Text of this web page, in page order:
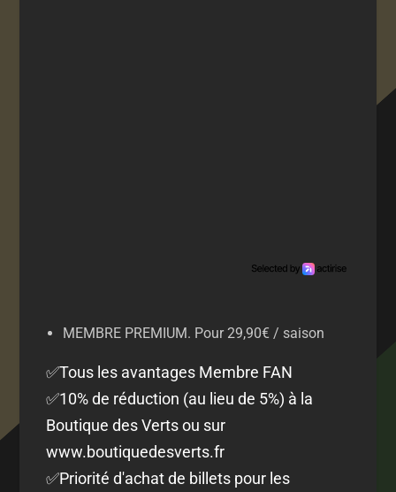
MEMBRE PREMIUM. Pour 29,90€ / saison
✅Tous les avantages Membre FAN
✅10% de réduction (au lieu de 5%) à la
Boutique des Verts ou sur
www.boutiquedesverts.fr
✅Priorité d'achat de billets pour les